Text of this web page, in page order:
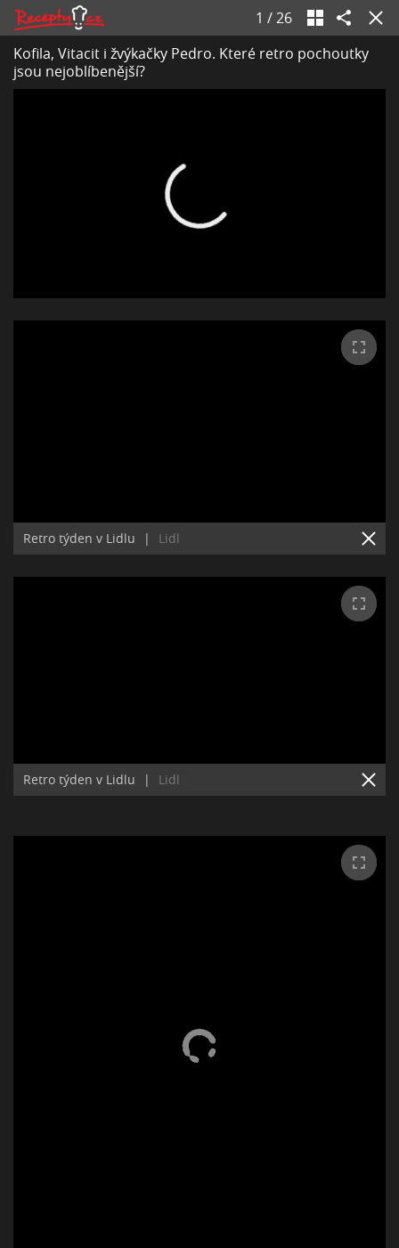
1 /26
Kofila, Vitacit i žvýkačky Pedro. Které retro pochoutky
jsou nejoblíbenější?
Retro týden v Lidlu | Lidl
Retro týden v Lidlu | Lidl